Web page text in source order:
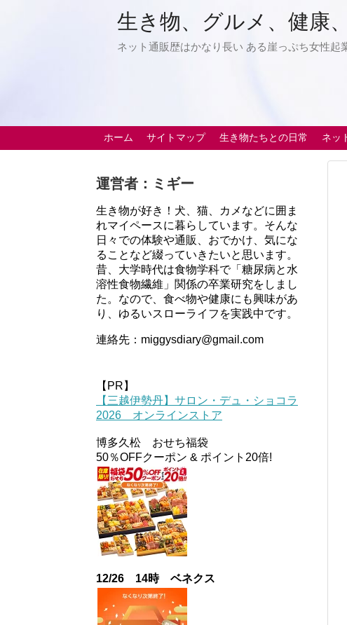
生き物、グルメ、健康
ネット通販歴はかなり長い ある崖っぷち女性起
ホーム サイトマップ 生き物たちとの日常 ネッ
運営者：ミギー
生き物が好き！犬、猫、カメなどに囲ま
れマイペースに暮らしています。そんな
日々での体験や通販、おでかけ、気にな
ることなど綴っていきたいと思います。
昔、大学時代は食物学科で「糖尿病と水
溶性食物繊維」関係の卒業研究をしまし
た。なので、食べ物や健康にも興味があ
り、ゆるいスローライフを実践中です。
連絡先：miggysdiary@gmail.com
【PR】
【三越伊勢丹】サロン・デュ・ショコラ
2026 オンラインストア
博多久松 おせち福袋
50％OFFクーポン & ポイント20倍!
12/26 14時 ベネクス